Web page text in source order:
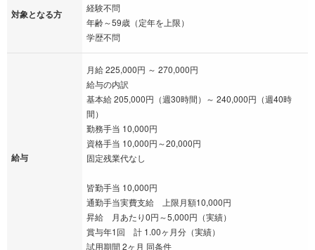
対象となる方
経験不問
年齢～59歳（定年を上限）
学歴不問
給与
月給 225,000円 ～ 270,000円
給与の内訳
基本給 205,000円（週30時間）～ 240,000円（週40時
間）
勤務手当 10,000円
資格手当 10,000円～20,000円
固定残業代なし
皆勤手当 10,000円
通勤手当実費支給 上限月額10,000円
昇給 月あたり0円～5,000円（実績）
賞与年1回 計 1.00ヶ月分（実績）
試用期間 2ヶ月 同条件